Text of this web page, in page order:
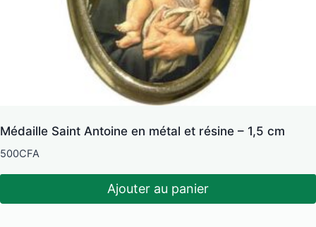
Médaille Saint Antoine en métal et résine – 1,5 cm
500CFA
Ajouter au panier